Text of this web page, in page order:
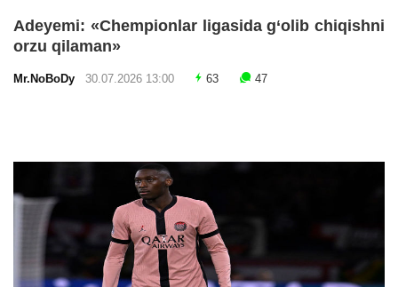
Adeyemi: «Chempionlar ligasida g‘olib chiqishni
orzu qilaman»
Mr.NoBoDy 30.07.2026 13:00 63 47